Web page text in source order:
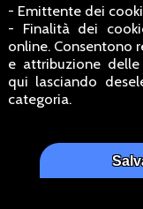
- Emittente dei
- Finalità dei
online. Consentono
e attribuzione
qui lasciando
categoria.